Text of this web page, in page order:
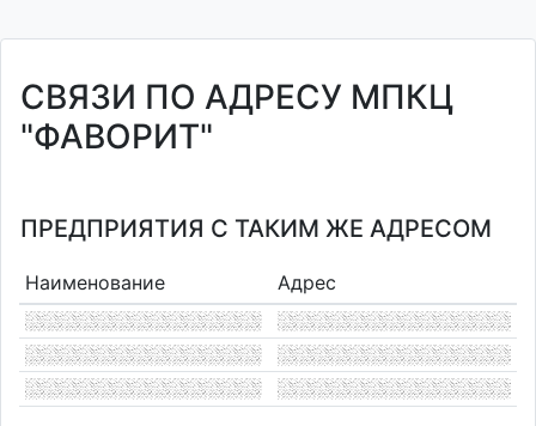
СВЯЗИ ПО АДРЕСУ МПКЦ
"ФАВОРИТ"
ПРЕДПРИЯТИЯ С ТАКИМ ЖЕ АДРЕСОМ
Наименование Адрес